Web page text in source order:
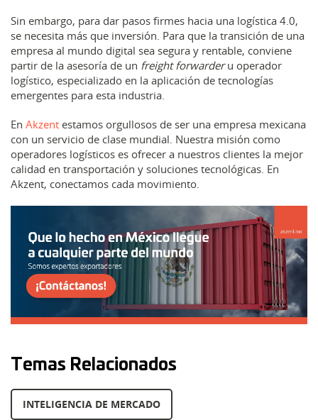
Sin embargo, para dar pasos firmes hacia una logística 4.0,
se necesita más que inversión. Para que la transición de una
empresa al mundo digital sea segura y rentable, conviene
partir de la asesoría de un freight forwarderu operador
logístico, especializado en la aplicación de tecnologías
emergentes para esta industria.
En Akzent estamos orgullosos de ser una empresa mexicana
con un servicio de clase mundial. Nuestra misión como
operadores logísticos es ofrecer a nuestros clientes la mejor
calidad en transportación y soluciones tecnológicas. En
Akzent, conectamos cada movimiento.
Temas Relacionados
INTELIGENCIA DE MERCADO